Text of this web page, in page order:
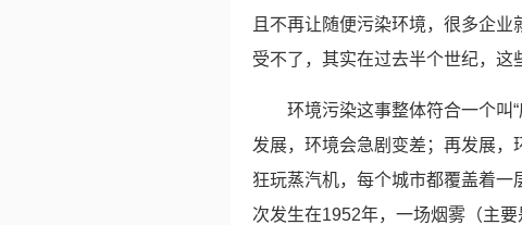
且不再让随便污染环境，很多企
受不了，其实在过去半个世纪，这
环境污染这事整体符合一个叫
发展，环境会急剧变差；再发展
狂玩蒸汽机，每个城市都覆盖着一
次发生在1952年，一场烟雾（主